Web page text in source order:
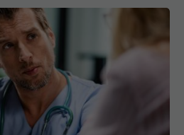
Contractului-cadru. Ce se
medici și spitale din 2026